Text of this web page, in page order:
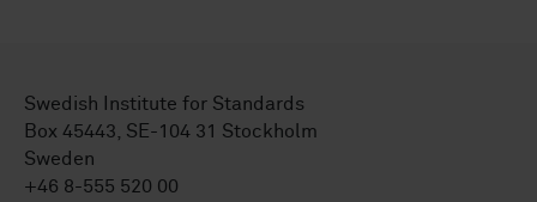
Swedish Institute for Standards
Box 45443, SE-104 31 Stockholm
Sweden
+46 8-555 520 00